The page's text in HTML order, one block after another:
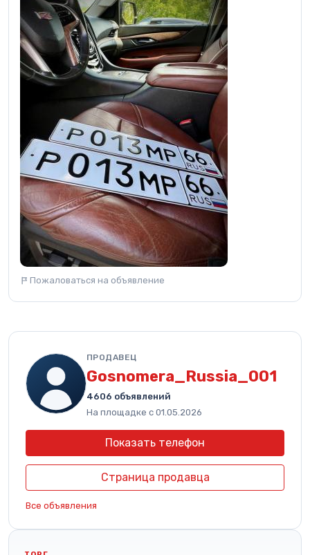
Пожаловаться на объявление
ПРОДАВЕЦ
Gosnomera_Russia_001
4606 объявлений
На площадке с 01.05.2026
Показать телефон
Страница продавца
Все объявления